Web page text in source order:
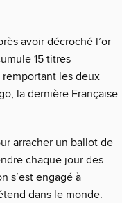
avoir décroché l’or
15 titres
remportant les deux
la dernière Française
arracher un ballot de
chaque jour des
s’est engagé à
dans le monde.